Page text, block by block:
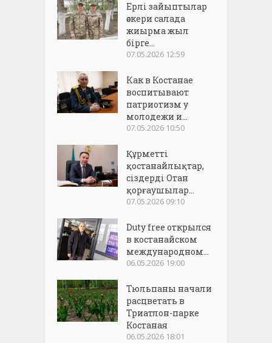
Ерлі зайыптылар
әскери салада
жиырма жыл
бірге...
07.05.2026 12:59
Как в Костанае
воспитывают
патриотизм у
молодежи и...
07.05.2026 10:50
Құрметті
қостанайлықтар,
сіздерді Отан
қорғаушылар...
07.05.2026 09:10
Duty free открылся
в костанайском
международном...
06.05.2026 19:00
Тюльпаны начали
расцветать в
Триатлон-парке
Костаная
06.05.2026 18:01